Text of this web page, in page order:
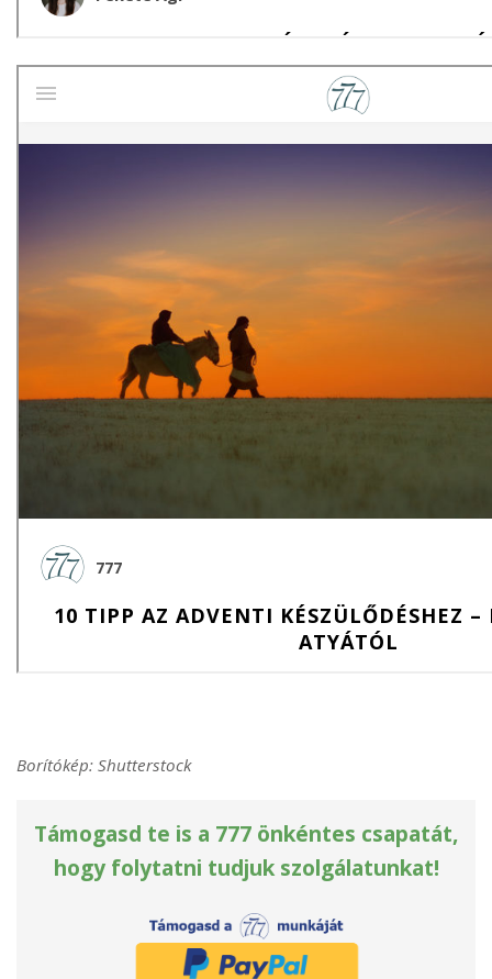
Borítókép: Shutterstock
Támogasd te is a 777 önkéntes csapatát,
hogy folytatni tudjuk szolgálatunkat!